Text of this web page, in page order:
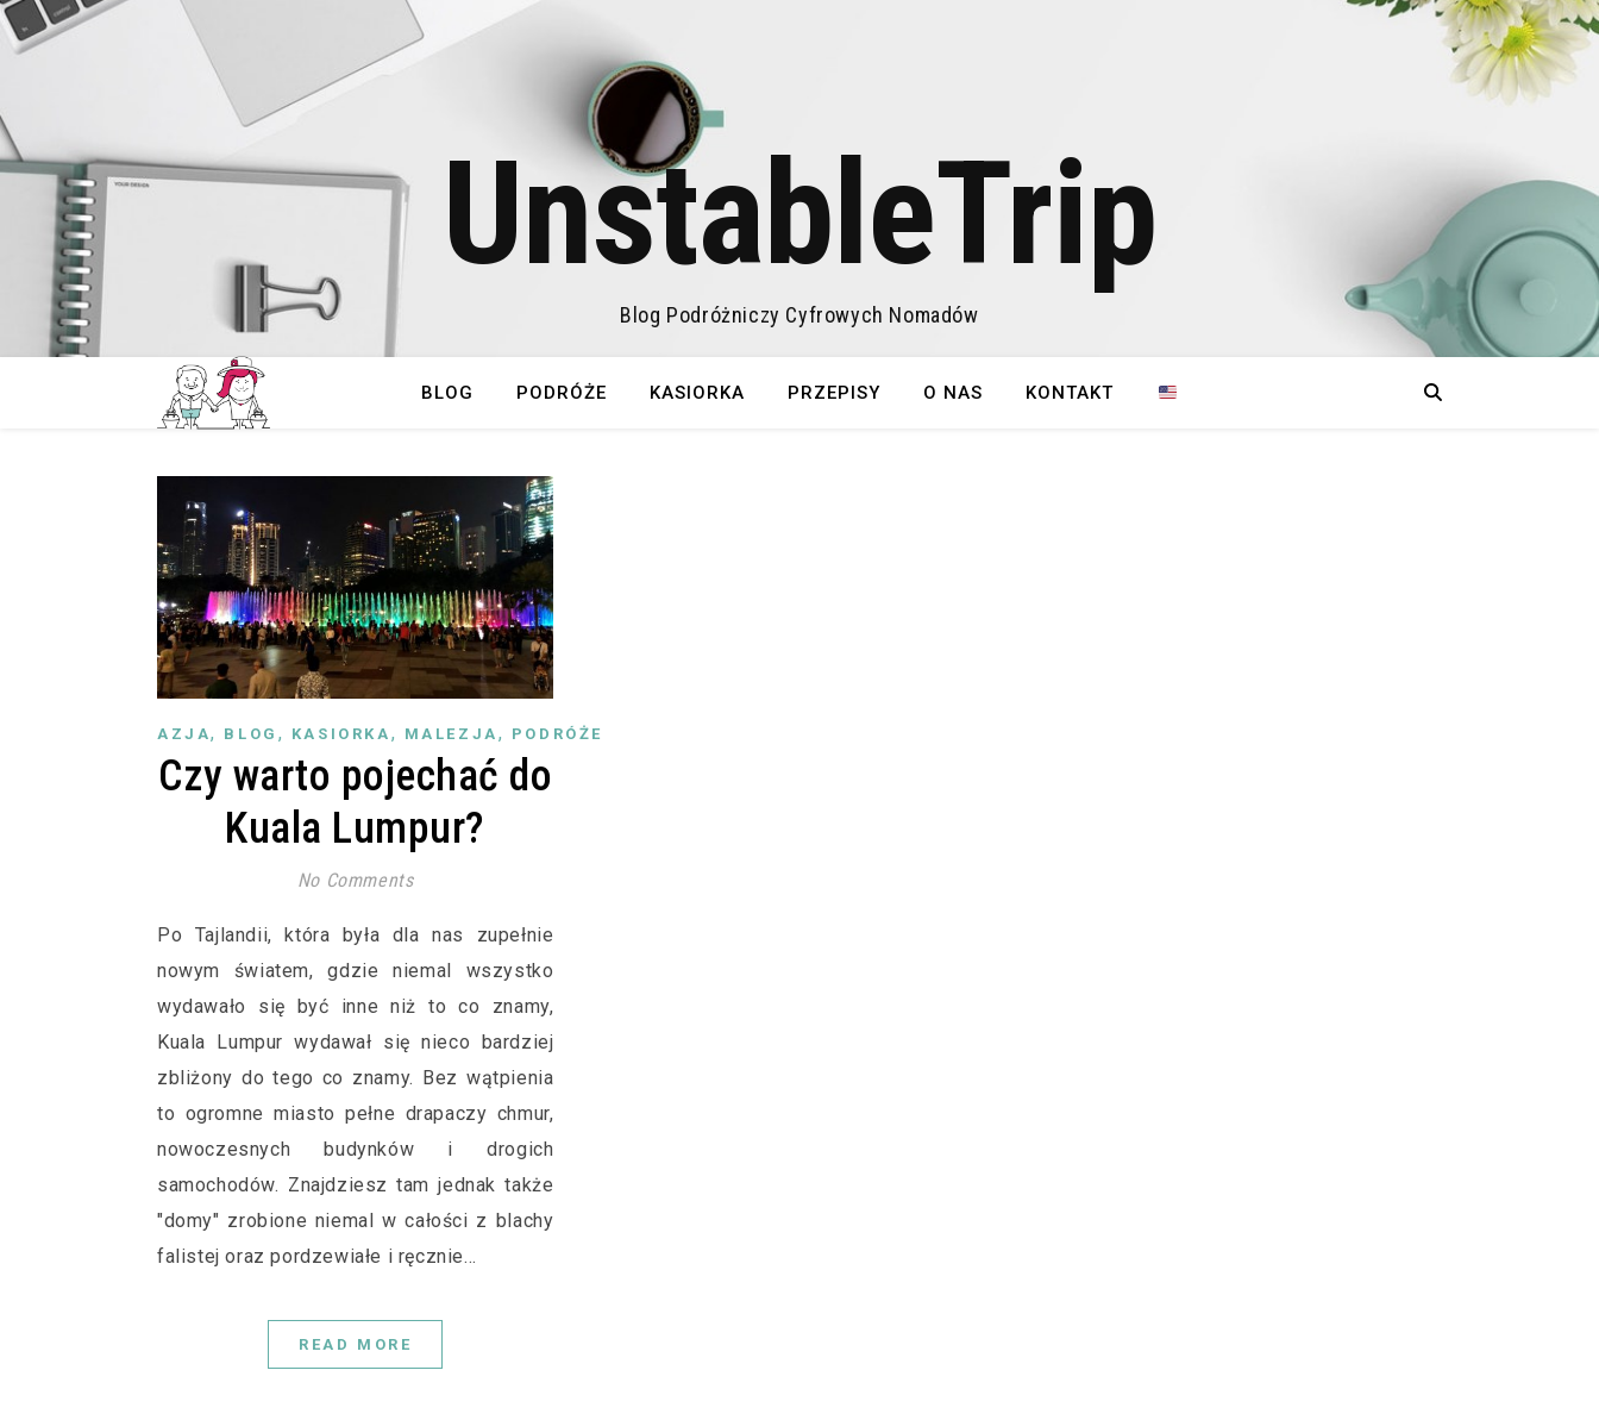
UnstableTrip
Blog Podróżniczy Cyfrowych Nomadów
BLOG PODRÓŻE KASIORKA PRZEPISY O NAS KONTAKT
AZJA, BLOG , KASIORKA , MALEZJA , PODRÓŻE
Czy warto pojechać do
Kuala Lumpur?
No Comments
Po Tajlandii, która była dla nas zupełnie
nowym światem, gdzie niemal wszystko
wydawało się być inne niż to co znamy,
Kuala Lumpur wydawał się nieco bardziej
zbliżony do tego co znamy. Bez wątpienia
to ogromne miasto pełne drapaczy chmur,
nowoczesnych budynków i drogich
samochodów. Znajdziesz tam jednak także
"domy" zrobione niemal w całości z blachy
falistej oraz pordzewiałe i ręcznie…
READ MORE